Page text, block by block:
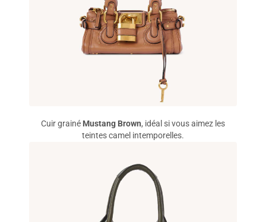
Cuir grainé Mustang Brown, idéal si vous aimez les
teintes camel intemporelles.